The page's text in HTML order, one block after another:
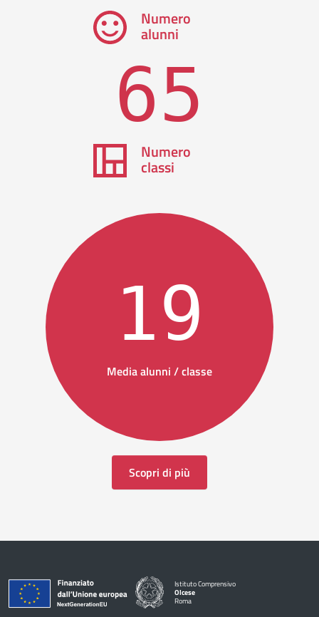
Numero
alunni
65
Numero
classi
19
Media alunni / classe
Scopri di più
Istituto Comprensivo
Olcese
Roma